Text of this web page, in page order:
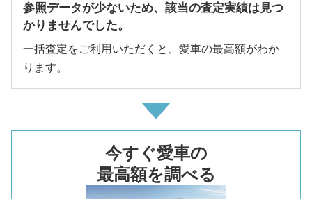
参照データが少ないため、該当の査定実績は見つ
かりませんでした。
一括査定をご利用いただくと、愛車の最高額がわか
ります。
今すぐ愛車の
最高額を調べる